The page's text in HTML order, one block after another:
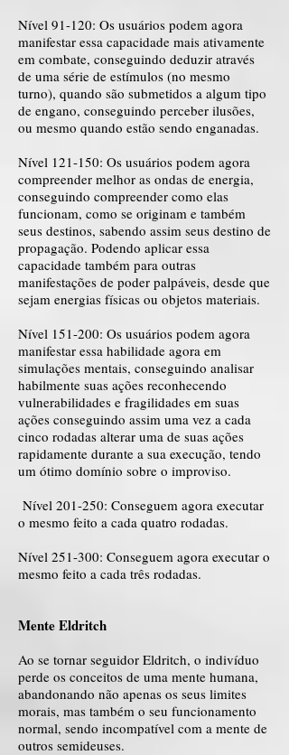
Nível 91-120: Os usuários podem agora
manifestar essa capacidade mais ativamente
em combate, conseguindo deduzir através
de uma série de estímulos (no mesmo
turno), quando são submetidos a algum tipo
de engano, conseguindo perceber ilusões,
ou mesmo quando estão sendo enganadas.
Nível 121-150: Os usuários podem agora
compreender melhor as ondas de energia,
conseguindo compreender como elas
funcionam, como se originam e também
seus destinos, sabendo assim seus destino de
propagação. Podendo aplicar essa
capacidade também para outras
manifestações de poder palpáveis, desde que
sejam energias físicas ou objetos materiais.
Nível 151-200: Os usuários podem agora
manifestar essa habilidade agora em
simulações mentais, conseguindo analisar
habilmente suas ações reconhecendo
vulnerabilidades e fragilidades em suas
ações conseguindo assim uma vez a cada
cinco rodadas alterar uma de suas ações
rapidamente durante a sua execução, tendo
um ótimo domínio sobre o improviso.
Nível 201-250: Conseguem agora executar
o mesmo feito a cada quatro rodadas.
Nível 251-300: Conseguem agora executar o
mesmo feito a cada três rodadas.
Mente Eldritch
Ao se tornar seguidor Eldritch, o indivíduo
perde os conceitos de uma mente humana,
abandonando não apenas os seus limites
morais, mas também o seu funcionamento
normal, sendo incompatível com a mente de
outros semideuses.